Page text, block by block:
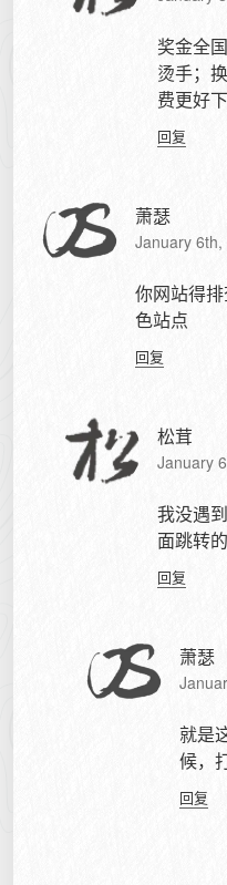
奖金全
烫手；
费更好
回复
萧瑟
January
你网站得
色站点
回复
松茸
January
我没遇
面跳转
回复
萧瑟
就是
候，
回复